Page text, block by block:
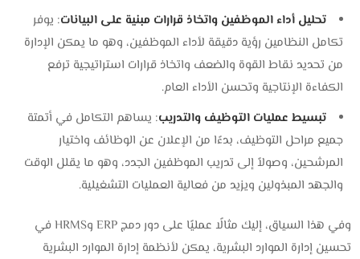
تحليل أداء الموظفين واتخاذ قرارات مبنية على البيانات: يوفر
تكامل النظامين رؤية دقيقة لأداء الموظفين، وهو ما يمكن الإدارة
من تحديد نقاط القوة والضعف واتخاذ قرارات استراتيجية ترفع
الكفاءة الإنتاجية وتحسن الأداء العام.
تبسيط عمليات التوظيف والتدريب: يساهم التكامل في أتمتة
جميع مراحل التوظيف، بدءًا من الإعلان عن الوظائف واختيار
المرشحين، وصولاً إلى تدريب الموظفين الجدد، وهو ما يقلل الوقت
والجهد المبذولين ويزيد من فعالية العمليات التشغيلية.
وفي هذا السياق، إليك مثالًا عمليًا على دور دمج ERP وHRMS في
تحسين إدارة الموارد البشرية، يمكن لأنظمة إدارة الموارد البشرية